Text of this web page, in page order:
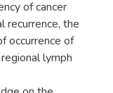
of cancer
recurrence, the
occurrence of
lymph